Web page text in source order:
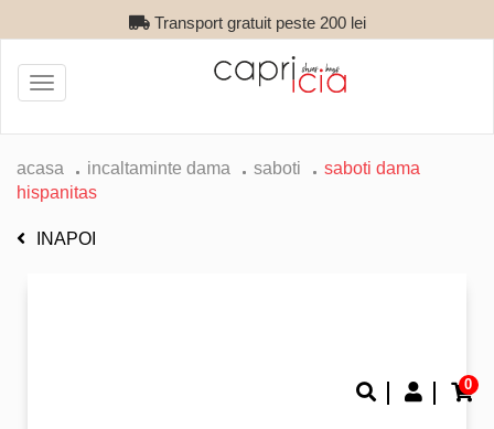
Transport gratuit peste 200 lei
0
Toggle
navigation
acasa incaltaminte dama saboti
saboti dama
hispanitas
INAPOI